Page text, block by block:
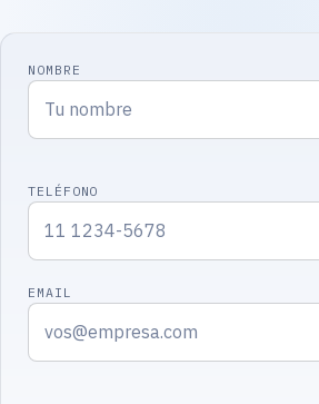
NOMBRE
TELÉFONO
EMAIL